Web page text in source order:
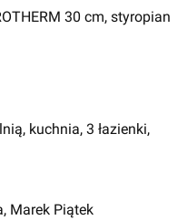
30 cm, styropian
kuchnia, 3 łazienki,
Marek Piątek